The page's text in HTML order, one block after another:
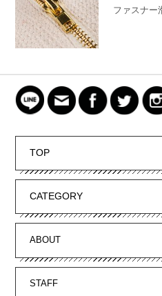
ファスナー
TOP
CATEGORY
ABOUT
STAFF